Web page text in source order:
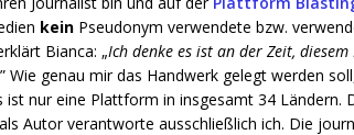
kein Pseud­onym ver­wen­de­te bzw.
Bian­ca: „Ich den­ke es ist an der Zeit,
Wie genau mir das Hand­werk gelegt wer­den
ist nur eine Platt­form in ins­ge­samt 34
Autor ver­ant­wor­te aus­schließ­lich ich. Die